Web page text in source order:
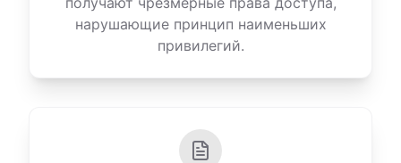
нарушающие принцип наименьших
привилегий.